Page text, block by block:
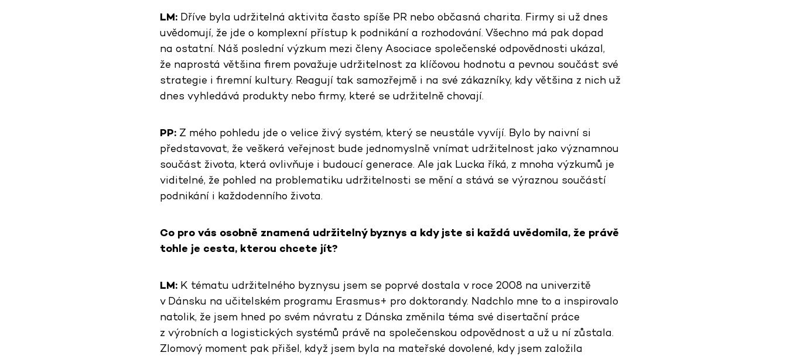
LM:Dříve byla udržitelná aktivita často spíše PR nebo občasná charita. Firmy si už dnes
uvědomují, že jde o komplexní přístup k podnikání a rozhodování. Všechno má pak dopad
na ostatní. Náš poslední výzkum mezi členy Asociace společenské odpovědnosti ukázal,
že naprostá většina firem považuje udržitelnost za klíčovou hodnotu a pevnou součást své
strategie i firemní kultury. Reagují tak samozřejmě i na své zákazníky, kdy většina z nich už
dnes vyhledává produkty nebo firmy, které se udržitelně chovají.
PP:Z mého pohledu jde o velice živý systém, který se neustále vyvíjí. Bylo by naivní si
představovat, že veškerá veřejnost bude jednomyslně vnímat udržitelnost jako významnou
součást života, která ovlivňuje i budoucí generace. Ale jak Lucka říká, z mnoha výzkumů je
viditelné, že pohled na problematiku udržitelnosti se mění a stává se výraznou součástí
podnikání i každodenního života.
Co pro vás osobně znamená udržitelný byznys a kdy jste si každá uvědomila, že právě
tohle je cesta, kterou chcete jít?
LM:K tématu udržitelného byznysu jsem se poprvé dostala v roce 2008 na univerzitě
v Dánsku na učitelském programu Erasmus+ pro doktorandy. Nadchlo mne to a inspirovalo
natolik, že jsem hned po svém návratu z Dánska změnila téma své disertační práce
z výrobních a logistických systémů právě na společenskou odpovědnost a už u ní zůstala.
Zlomový moment pak přišel, když jsem byla na mateřské dovolené, kdy jsem založila